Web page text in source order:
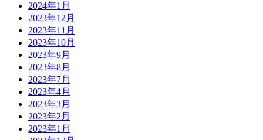
2024年1月
2023年12月
2023年11月
2023年10月
2023年9月
2023年8月
2023年7月
2023年4月
2023年3月
2023年2月
2023年1月